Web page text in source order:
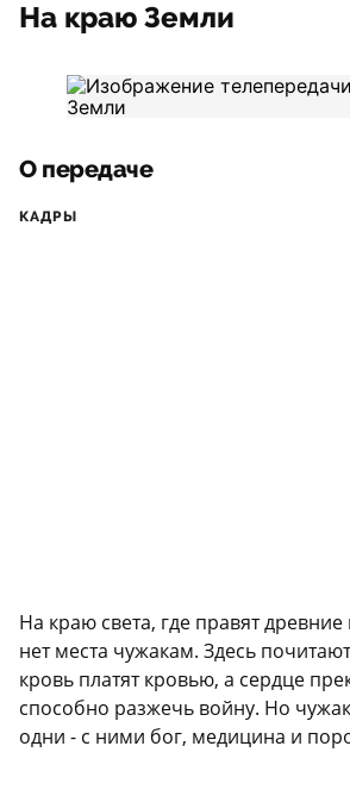
На краю Земли
О передаче
КАДРЫ
На краю света, где правят
нет места чужакам. Здесь
кровь платят кровью, а сердце
способно разжечь войну. Но
одни - с ними бог, медицина и